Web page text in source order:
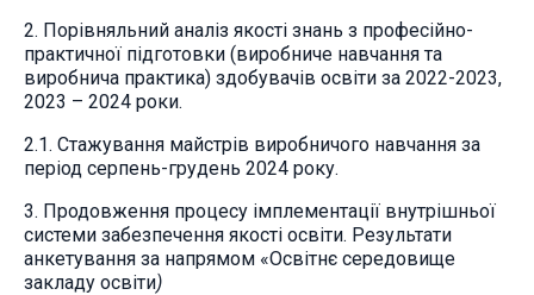
2. Порівняльний аналіз якості знань з професійно-
практичної підготовки (виробниче навчання та
виробнича практика) здобувачів освіти за 2022-2023,
2023 – 2024 роки.
2.1. Стажування майстрів виробничого навчання за
період серпень-грудень 2024 року.
3. Продовження процесу імплементації внутрішньої
системи забезпечення якості освіти. Результати
анкетування за напрямом «Освітнє середовище
закладу освіти)